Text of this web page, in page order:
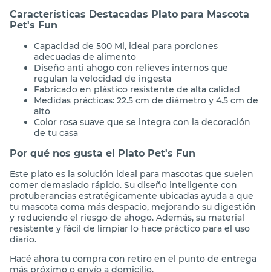
Características Destacadas Plato para Mascota
Pet's Fun
Capacidad de 500 Ml, ideal para porciones
adecuadas de alimento
Diseño anti ahogo con relieves internos que
regulan la velocidad de ingesta
Fabricado en plástico resistente de alta calidad
Medidas prácticas: 22.5 cm de diámetro y 4.5 cm de
alto
Color rosa suave que se integra con la decoración
de tu casa
Por qué nos gusta el Plato Pet's Fun
Este plato es la solución ideal para mascotas que suelen
comer demasiado rápido. Su diseño inteligente con
protuberancias estratégicamente ubicadas ayuda a que
tu mascota coma más despacio, mejorando su digestión
y reduciendo el riesgo de ahogo. Además, su material
resistente y fácil de limpiar lo hace práctico para el uso
diario.
Hacé ahora tu compra con retiro en el punto de entrega
más próximo o envío a domicilio.